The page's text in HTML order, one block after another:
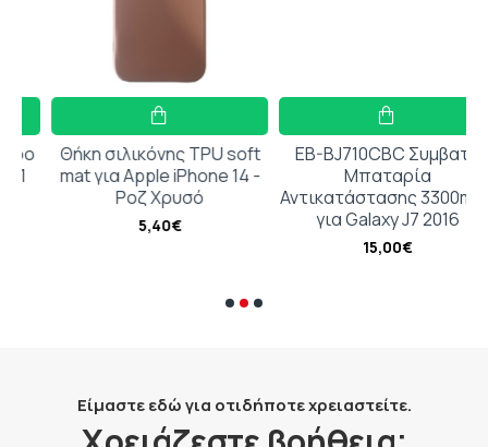
Θήκη σιλικόνης TPU soft
mat για Apple iPhone 14 -
Ροζ Χρυσό
5,40€
EB-BJ710CBC Συμβατή
Μπαταρία
Αντικατάστασης 3300mAh
για Galaxy J7 2016
15,00€
Είμαστε εδώ για οτιδήποτε χρειαστείτε.